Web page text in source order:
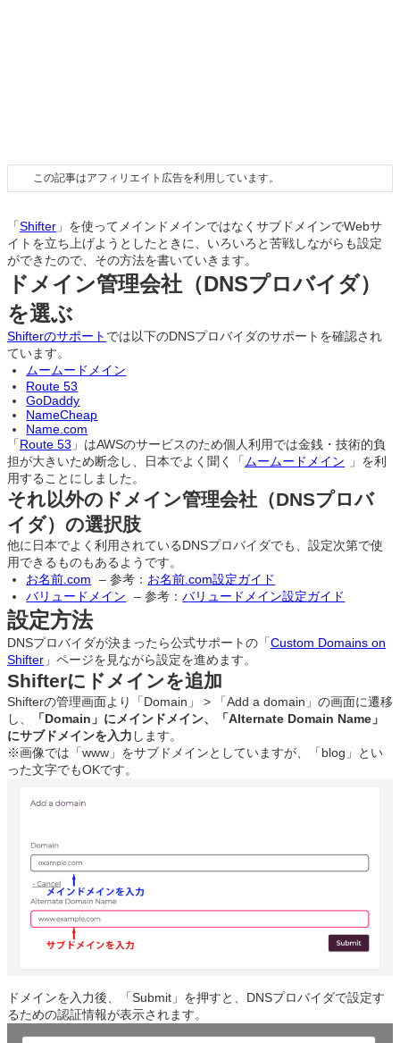
この記事はアフィリエイト広告を利用しています。
「Shifter 」を使ってメインドメインではなくサブドメインでWebサ
イトを立ち上げようとしたときに、いろいろと苦戦しながらも設定
ができたので、その方法を書いていきます。
ドメイン管理会社（DNSプロバイダ）
を選ぶ
Shifterのサポート では以下のDNSプロバイダのサポートを確認され
ています。
ムームードメイン
Route 53
GoDaddy
NameCheap
Name.com
「Route 53 」はAWSのサービスのため個人利用では金銭・技術的負
担が大きいため断念し、日本でよく聞く「 ムームードメイン
」を利
用することにしました。
それ以外のドメイン管理会社（DNSプロバ
イダ）の選択肢
他に日本でよく利用されているDNSプロバイダでも、設定次第で使
用できるものもあるようです。
お名前.com
– 参考： お名前.com設定ガイド
バリュードメイン
– 参考：バリュードメイン設定ガイド
設定方法
DNSプロバイダが決まったら公式サポートの「Custom Domains on
Shifter 」ページを見ながら設定を進めます。
Shifterにドメインを追加
Shifterの管理画面より「Domain」 > 「Add a domain」の画面に遷移
し、
「Domain」にメインドメイン、「Alternate Domain Name」
にサブドメインを入力 します。
※画像では「www」をサブドメインとしていますが、「blog」とい
った文字でもOKです。
ドメインを入力後、「Submit」を押すと、DNSプロバイダで設定す
るための認証情報が表示されます。